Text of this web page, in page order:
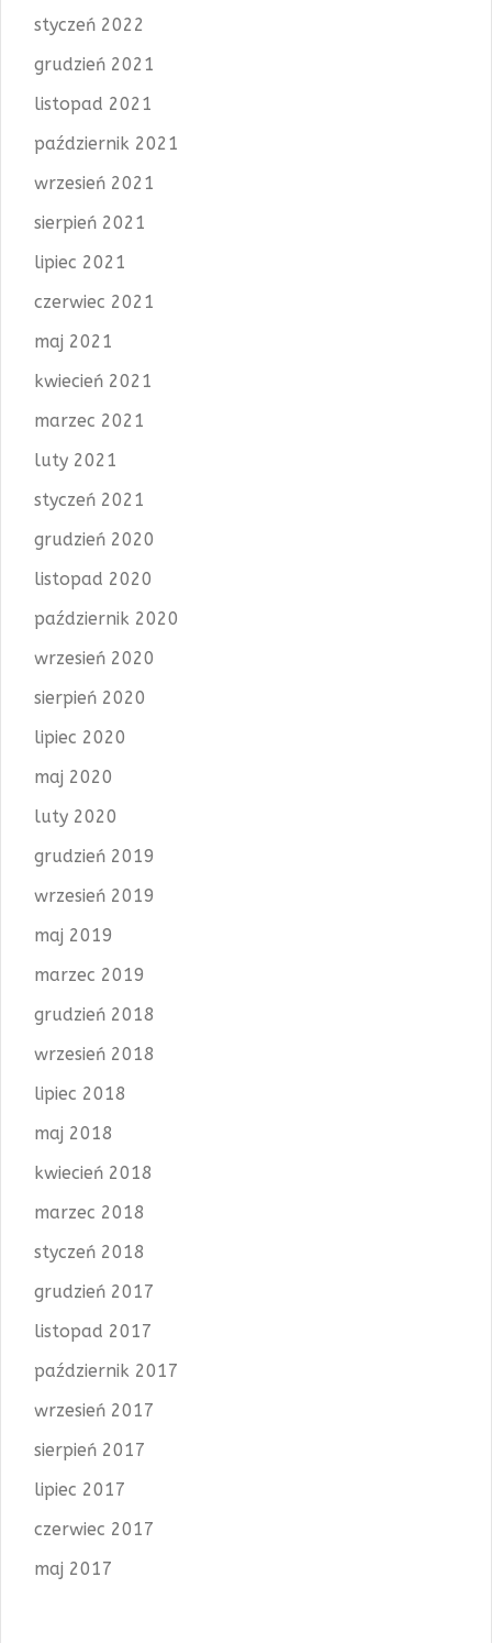
styczeń 2022
grudzień 2021
listopad 2021
październik 2021
wrzesień 2021
sierpień 2021
lipiec 2021
czerwiec 2021
maj 2021
kwiecień 2021
marzec 2021
luty 2021
styczeń 2021
grudzień 2020
listopad 2020
październik 2020
wrzesień 2020
sierpień 2020
lipiec 2020
maj 2020
luty 2020
grudzień 2019
wrzesień 2019
maj 2019
marzec 2019
grudzień 2018
wrzesień 2018
lipiec 2018
maj 2018
kwiecień 2018
marzec 2018
styczeń 2018
grudzień 2017
listopad 2017
październik 2017
wrzesień 2017
sierpień 2017
lipiec 2017
czerwiec 2017
maj 2017